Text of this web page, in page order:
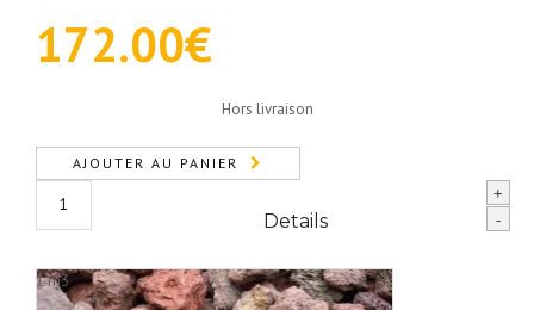
172.00€
Hors livraison
AJOUTER AU PANIER
Calcaire
Blanc
+
-
Details
1 m3